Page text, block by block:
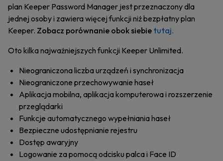
plan Keeper Password Manager jest przeznaczony dla
jednej osoby i zawiera więcej funkcji niż bezpłatny plan
Keeper. Zobacz porównanie obok siebie tutaj.
Oto kilka najważniejszych funkcji Keeper Unlimited.
Nieograniczona liczba urządzeń i synchronizacja
Nieograniczone przechowywanie haseł
Aplikacja mobilna, aplikacja komputerowa i rozszerzenie
przeglądarki
Funkcje automatycznego wypełniania haseł
Bezpieczne udostępnianie rejestru
Dostęp awaryjny
Logowanie za pomocą odcisku palca i Face ID